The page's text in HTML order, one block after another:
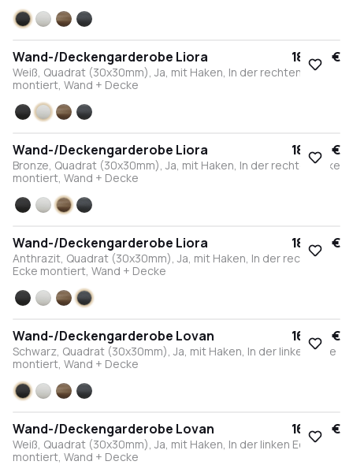
Schwarz
WeißBronzeAnthrazit
Wand-/Deckengarderobe Liora
184,00 €
Weiß, Quadrat (30x30mm), Ja, mit Haken, In der rechten Ecke
montiert, Wand + Decke
Schwarz
WeißBronzeAnthrazit
Wand-/Deckengarderobe Liora
184,00 €
Bronze, Quadrat (30x30mm), Ja, mit Haken, In der rechten Ecke
montiert, Wand + Decke
Schwarz
WeißBronzeAnthrazit
Wand-/Deckengarderobe Liora
184,00 €
Anthrazit, Quadrat (30x30mm), Ja, mit Haken, In der rechten
Ecke montiert, Wand + Decke
Schwarz
WeißBronzeAnthrazit
Wand-/Deckengarderobe Lovan
164,00 €
Schwarz, Quadrat (30x30mm), Ja, mit Haken, In der linken Ecke
montiert, Wand + Decke
Schwarz
WeißBronzeAnthrazit
Wand-/Deckengarderobe Lovan
164,00 €
Weiß, Quadrat (30x30mm), Ja, mit Haken, In der linken Ecke
montiert, Wand + Decke